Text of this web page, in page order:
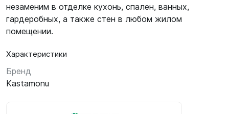
незаменим в отделке кухонь, спален, ванных,
гардеробных, а также стен в любом жилом
помещении.
Характеристики
Бренд
Kastamonu